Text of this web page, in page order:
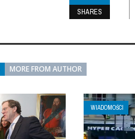
SHARES
MORE FROM AUTHOR
WIADOMOŚCI